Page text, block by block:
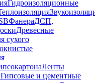
Гидроизоляционные
ФанераДСП,
Древесные
сухого
Ленты
Гипсовые и цементные